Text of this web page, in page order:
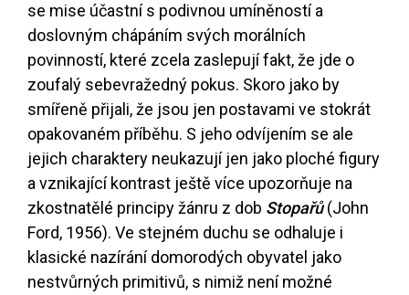
se mise účastní s podivnou umíněností a
doslovným chápáním svých morálních
povinností, které zcela zaslepují fakt, že jde o
zoufalý sebevražedný pokus. Skoro jako by
smířeně přijali, že jsou jen postavami ve stokrát
opakovaném příběhu. S jeho odvíjením se ale
jejich charaktery neukazují jen jako ploché figury
a vznikající kontrast ještě více upozorňuje na
zkostnatělé principy žánru z dob Stopařů(John
Ford, 1956). Ve stejném duchu se odhaluje i
klasické nazírání domorodých obyvatel jako
nestvůrných primitivů, s nimiž není možné